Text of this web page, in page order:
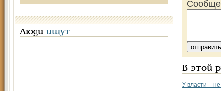
Люди ищут
В этой
У власти –